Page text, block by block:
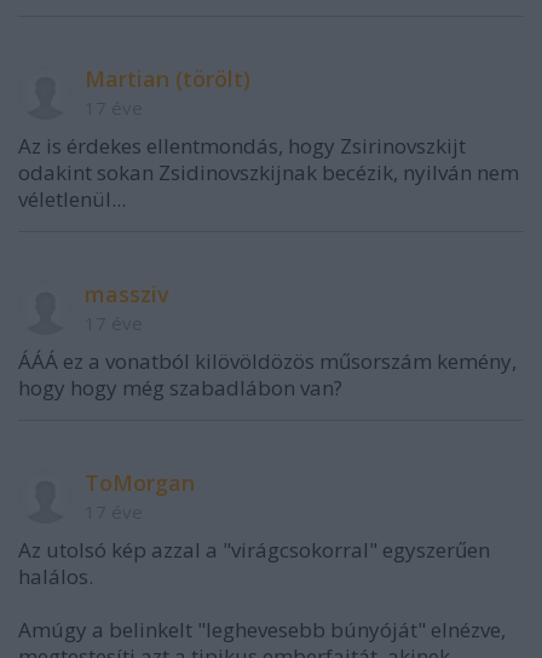
Martian (törölt)
Az is érdekes ellentmondás, hogy Zsirinovszkijt
odakint sokan Zsidinovszkijnak becézik, nyilván nem
véletlenül...
massziv
ÁÁÁ ez a vonatból kilövöldözös műsorszám kemény,
hogy hogy még szabadlábon van?
ToMorgan
Az utolsó kép azzal a "virágcsokorral" egyszerűen
halálos.
Amúgy a belinkelt "leghevesebb búnyóját" elnézve,